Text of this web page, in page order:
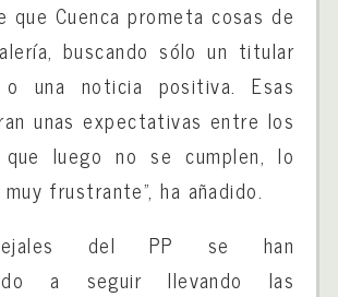
que Cuenca prometa cosas de
buscando sólo un titular
una noticia positiva. Esas
unas expectativas entre los
que luego no se cumplen, lo
frustrante”, ha añadido.
del PP se han
a seguir llevando las